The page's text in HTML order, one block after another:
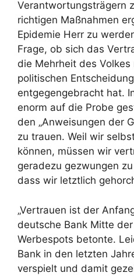
Verantwortungsträgern
richtigen Maßnahmen
Epidemie Herr zu
Frage, ob sich das
die Mehrheit des Volkes
politischen
entgegengebracht hat.
enorm auf die Probe
den „Anweisungen der
zu trauen. Weil wir
können, müssen wir
geradezu gezwungen
dass wir letztlich
„Vertrauen ist der
deutsche Bank Mitte
Werbespots betonte.
Bank in den letzten
verspielt und damit